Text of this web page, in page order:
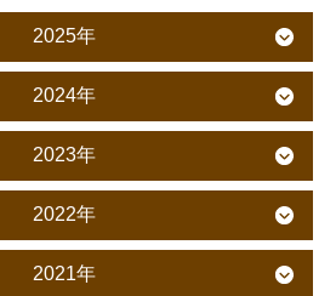
2025年
2024年
2023年
2022年
2021年